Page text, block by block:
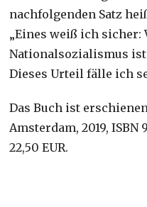
nachfolgenden Satz
„Eines weiß ich sicher:
Nationalsozialismus
Dieses Urteil fälle ich
Das Buch ist
Amsterdam, 2019, ISBN
22,50 EUR.